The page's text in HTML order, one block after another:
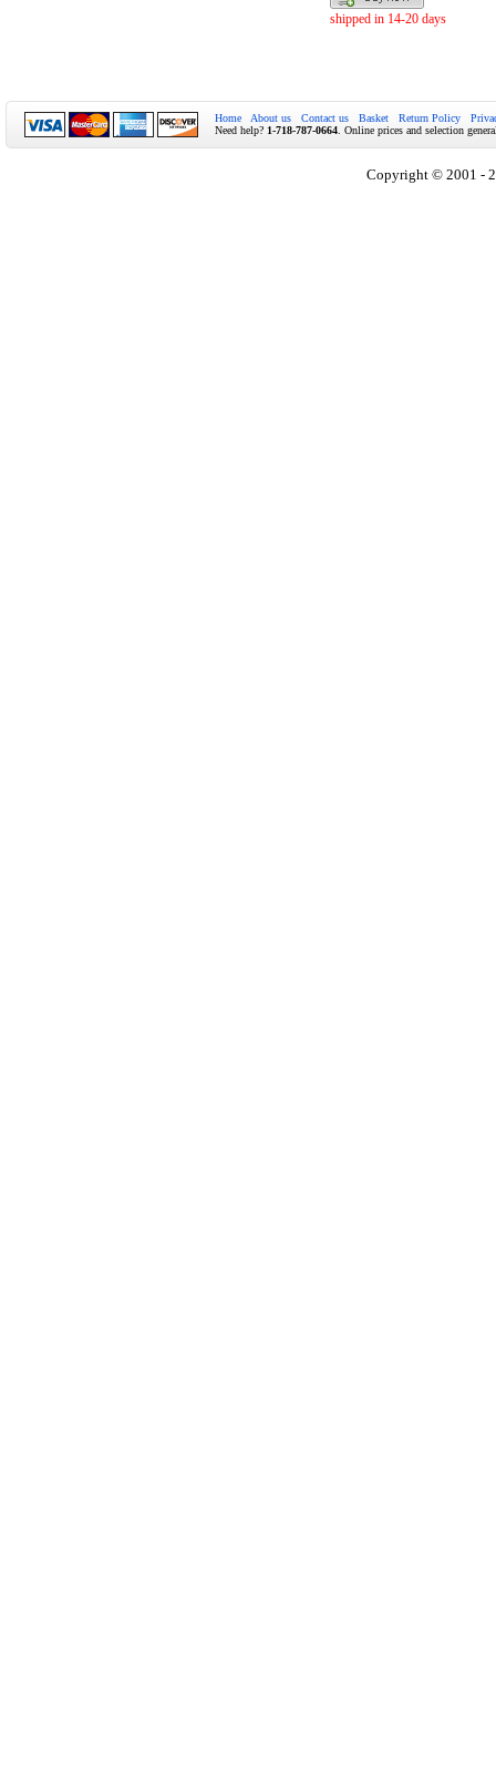
shipped in 14-20 days
Home About us Contact us Basket Return Policy
Need help? 1-718-787-0664 . Online prices and selection
Copyright © 2001 -